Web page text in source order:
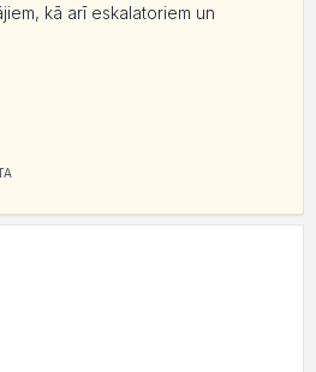
kā arī eskalatoriem un